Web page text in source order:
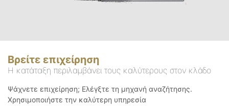
Βρείτε επιχείρηση
Η κατάταξη περιλαμβάνει τους καλύτερους στον κλάδο
Ψάχνετε επιχείρηση; Ελέγξτε τη μηχανή αναζήτησης.
Χρησιμοποιήστε την καλύτερη υπηρεσία